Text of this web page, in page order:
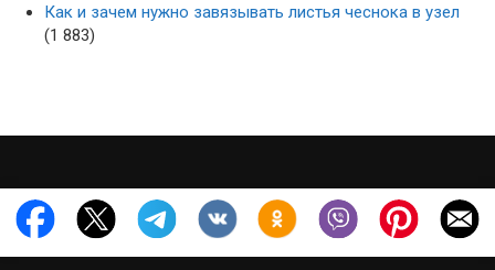
Как и зачем нужно завязывать листья чеснока в узел
(1 883)
· 2022-2026 · mysad-zagotovka.ru ·Карта сайта